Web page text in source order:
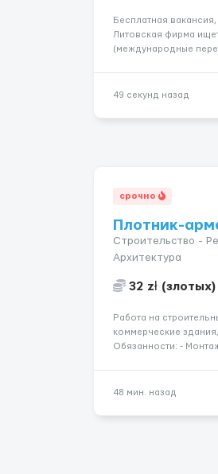
Бесплатная
Литовская фирма
(международные
рефрижераторах. В
49 секунд назад
срочно
Плотник-
Строительство -
Архитектура
32 zł (злотых)
Работа на
коммерческие
Обязанности: -
арматурных
Демонтаж опалубки
48 мин. назад